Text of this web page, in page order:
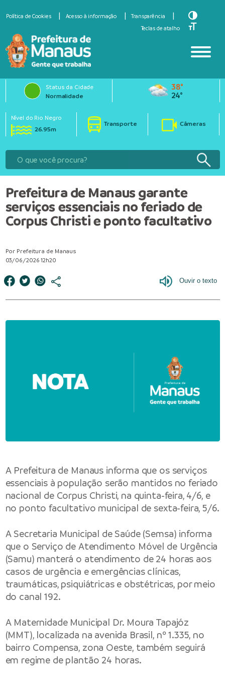
Política de Cookies Acesso à informação
Transparência
Teclas de atalho
Toggle
Toggle
Status da Cidade
Normalidade
38°
24°
Nível do Rio Negro
26.95m
Transporte Câmeras
Prefeitura de Manaus garante
serviços essenciais no feriado de
Corpus Christi e ponto facultativo
Por Prefeitura de Manaus
03/06/2026 12h20
A Prefeitura de Manaus informa que os serviços
essenciais à população serão mantidos no feriado
nacional de Corpus Christi, na quinta-feira, 4/6, e
no ponto facultativo municipal de sexta-feira, 5/6.
A Secretaria Municipal de Saúde(Semsa) informa
que o Serviço de Atendimento Móvel de Urgência
(Samu) manterá o atendimento de 24 horas aos
casos de urgência e emergências clínicas,
traumáticas, psiquiátricas e obstétricas, por meio
do canal 192.
A Maternidade Municipal Dr. Moura Tapajóz
(MMT), localizada na avenida Brasil, nº 1.335, no
bairro Compensa, zona Oeste, também seguirá
em regime de plantão 24 horas.